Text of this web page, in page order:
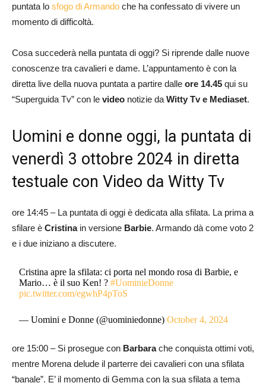
puntata lo sfogo di Armando che ha confessato di vivere un
momento di difficoltà.
Cosa succederà nella puntata di oggi? Si riprende dalle nuove
conoscenze tra cavalieri e dame. L’appuntamento è con la
diretta live della nuova puntata a partire dalle ore 14.45 qui su
“Superguida Tv” con le video notizie da Witty Tv e Mediaset.
Uomini e donne oggi, la puntata di
venerdì 3 ottobre 2024 in diretta
testuale con Video da Witty Tv
ore 14:45 – La puntata di oggi è dedicata alla sfilata. La prima a
sfilare è Cristinain versione Barbie. Armando dà come voto 2
e i due iniziano a discutere.
Cristina apre la sfilata: ci porta nel mondo rosa di Barbie, e
Mario… è il suo Ken! ?#UominieDonne
pic.twitter.com/egwhP4pToS
— Uomini e Donne (@uominiedonne)October 4, 2024
ore 15:00 – Si prosegue con Barbarache conquista ottimi voti,
mentre Morena delude il parterre dei cavalieri con una sfilata
“banale”. E’ il momento di Gemma con la sua sfilata a tema